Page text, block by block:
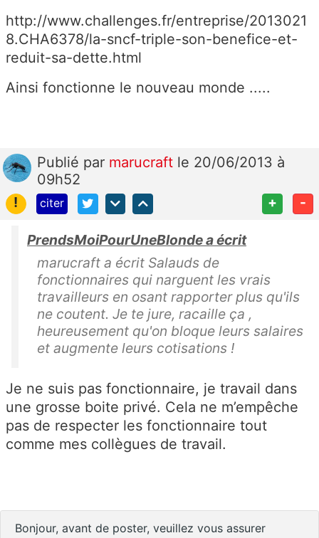
http://www.challenges.fr/entreprise/2013021
8.CHA6378/la-sncf-triple-son-benefice-et-
reduit-sa-dette.html
Ainsi fonctionne le nouveau monde .....
Publié par marucraft le 20/06/2013 à
09h52
!
citer + -
PrendsMoiPourUneBlonde a écrit
marucraft a écrit Salauds de
fonctionnaires qui narguent les vrais
travailleurs en osant rapporter plus qu'ils
ne coutent. Je te jure, racaille ça ,
heureusement qu'on bloque leurs salaires
et augmente leurs cotisations !
Je ne suis pas fonctionnaire, je travail dans
une grosse boite privé. Cela ne m’empêche
pas de respecter les fonctionnaire tout
comme mes collègues de travail.
Bonjour, avant de poster, veuillez vous assurer